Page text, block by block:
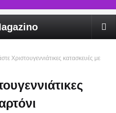
Χριστουγεννιάτικες κατασκευές με